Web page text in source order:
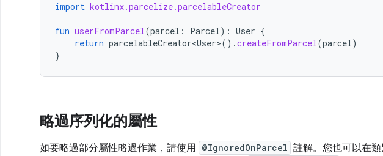
import kotlinx.parcelize.parcelableCreator
fun userFromParcel(parcel : Parcel): User {
return parcelableCreator<User>().createFromParcel(parcel)
}
略過序列化的屬性
如要略過部分屬性略過作業，請使用 @IgnoredOnParcel 註解。您也可以在